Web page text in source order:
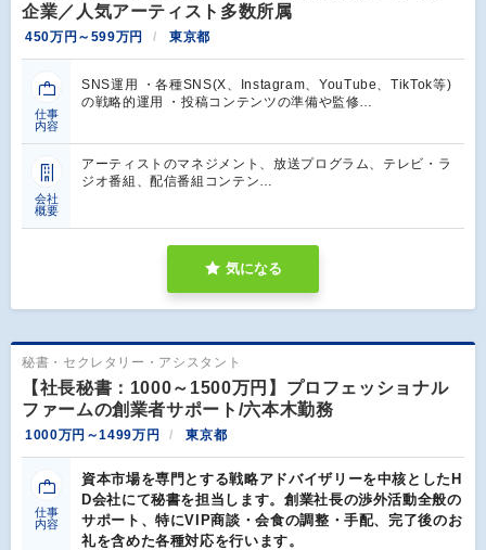
企業／人気アーティスト多数所属
450万円～599万円 東京都
仕事
内容
SNS運用 ・各種SNS(X、Instagram、YouTube、TikTok等)
の戦略的運用 ・投稿コンテンツの準備や監修…
会社
概要
アーティストのマネジメント、放送プログラム、テレビ・ラ
ジオ番組、配信番組コンテン…
気になる
秘書・セクレタリー・アシスタント
【社長秘書：1000～1500万円】プロフェッショナル
ファームの創業者サポート/六本木勤務
1000万円～1499万円 東京都
仕事
内容
資本市場を専門とする戦略アドバイザリーを中核としたH
D会社にて秘書を担当します。創業社長の渉外活動全般の
サポート、特にVIP商談・会食の調整・手配、完了後のお
礼を含めた各種対応を行います。